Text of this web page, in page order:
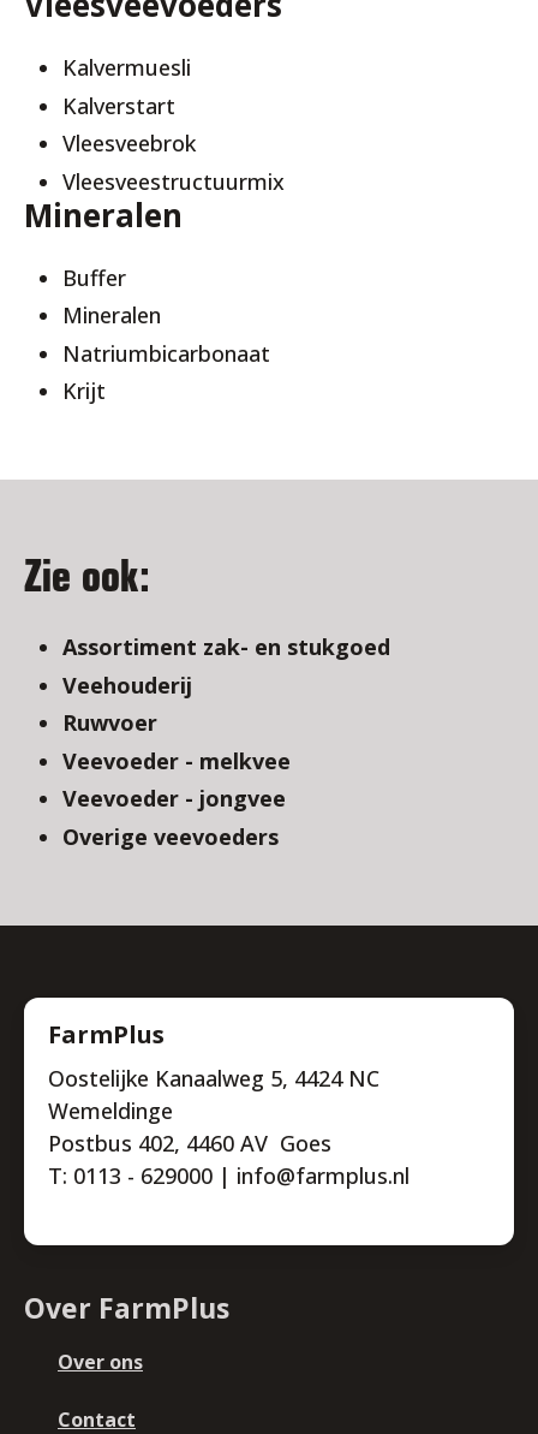
Kalvermuesli
Kalverstart
Vleesveebrok
Vleesveestructuurmix
Mineralen
Buffer
Mineralen
Natriumbicarbonaat
Krijt
Zie ook:
Assortiment zak- en stukgoed
Veehouderij
Ruwvoer
Veevoeder - melkvee
Veevoeder - jongvee
Overige veevoeders
FarmPlus
Oostelijke Kanaalweg 5, 4424 NC
Wemeldinge
Postbus 402, 4460 AV Goes
T: 0113 - 629000 | info@farmplus.nl
Over FarmPlus
Over ons
Contact